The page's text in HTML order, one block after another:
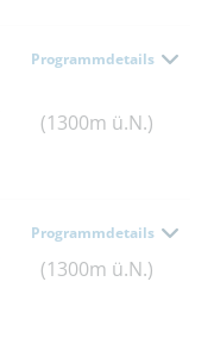
Programmdetails
(1300m ü.N.)
Programmdetails
(1300m ü.N.)